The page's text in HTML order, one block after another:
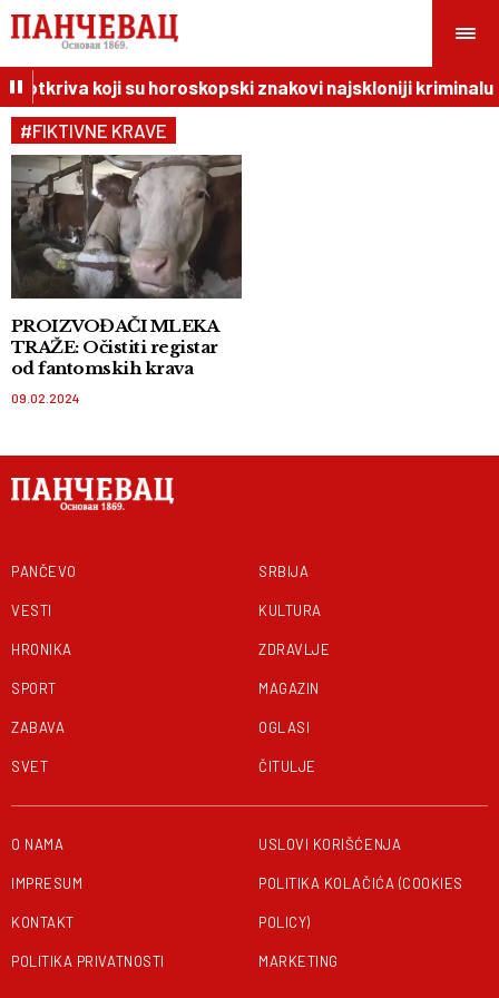
otkriva koji su horoskopski znakovi najskloniji kriminalu
#FIKTIVNE KRAVE
PROIZVOĐAČI MLEKA
TRAŽE: Očistiti registar
od fantomskih krava
09.02.2024
PANČEVO
VESTI
HRONIKA
SPORT
ZABAVA
SVET
SRBIJA
KULTURA
ZDRAVLJE
MAGAZIN
OGLASI
ČITULJE
O NAMA
IMPRESUM
KONTAKT
POLITIKA PRIVATNOSTI
USLOVI KORIŠĆENJA
POLITIKA KOLAČIĆA (COOKIES
POLICY)
MARKETING